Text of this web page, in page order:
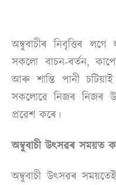
অম্বুবাচীৰ নিবৃত্তিৰ
সকলো বাচন-বৰ্তন,
আৰু শান্তি পানী
সকলোৱে নিজৰ নিজৰ
প্ৰৱেশ কৰে।
অম্বুবাচী উৎসৱৰ সময়ত
অম্বুবাচী উৎসৱৰ সময়তেই